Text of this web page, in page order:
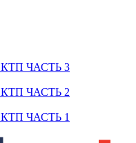
КТП ЧАСТЬ 3
КТП ЧАСТЬ 2
КТП ЧАСТЬ 1